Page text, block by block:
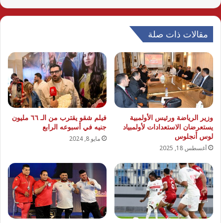
مقالات ذات صلة
وزير الرياضة ورئيس الأولمبية
يستعرضان الاستعدادات لأولمبياد
لوس أنجلوس
أغسطس 18, 2025
فيلم شقو يقترب من الـ ٦٦ مليون
جنيه في أسبوعه الرابع
مايو 8, 2024